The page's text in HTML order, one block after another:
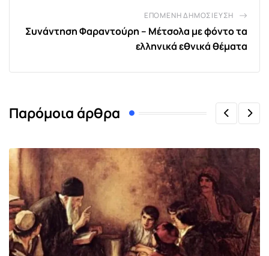
ΕΠΌΜΕΝΗ ΔΗΜΟΣΊΕΥΣΗ
Συνάντηση Φαραντούρη – Μέτσολα με φόντο τα
ελληνικά εθνικά θέματα
Παρόμοια άρθρα